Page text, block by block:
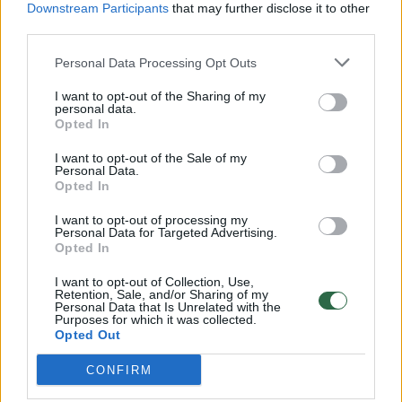
Downstream Participants that may further disclose it to other
Personal Data Processing Opt Outs
I want to opt-out of the Sharing of my
personal data.
Opted In
I want to opt-out of the Sale of my
Personal Data.
Opted In
I want to opt-out of processing my
Personal Data for Targeted Advertising.
Opted In
I want to opt-out of Collection, Use,
Retention, Sale, and/or Sharing of my
Personal Data that Is Unrelated with the
Purposes for which it was collected.
Opted Out
CONFIRM
00:00:57
32 laipsnių šilumos
Žinios | Orai
Nufilmavo, kaip patvino Vilniaus Vakarinis aplinkkelis:
vaizdas pribloškia
Ukrainos politikoje: jis yra neteisus
Laidos | Nauja diena